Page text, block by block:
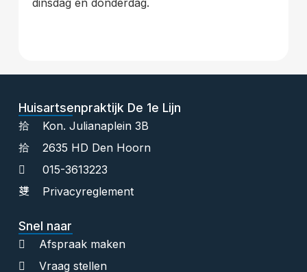
Huisartsenpraktijk De 1e Lijn
Kon. Julianaplein 3B
2635 HD Den Hoorn
015-3613223
Privacyreglement
Snel naar
Afspraak maken
Vraag stellen